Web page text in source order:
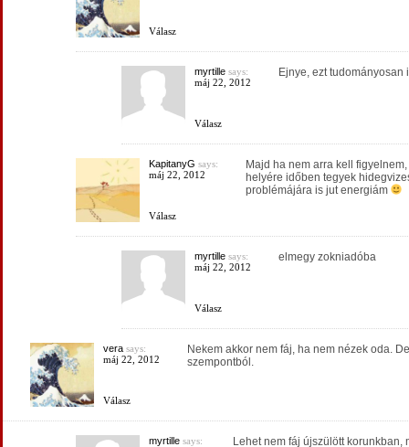
Válasz
myrtillesays:
máj 22, 2012
Válasz
Ejnye, ezt
KapitanyG says:
máj 22, 2012
Válasz
Majd ha nem arra kell
helyére időben tegyek
problémájára is jut energiám
myrtillesays:
máj 22, 2012
Válasz
elmegy zokniadóba
verasays:
máj 22, 2012
Válasz
Nekem akkor nem fáj, ha nem nézek oda.
szempontból.
myrtillesays:
Lehet nem fáj újszülött korunkban,